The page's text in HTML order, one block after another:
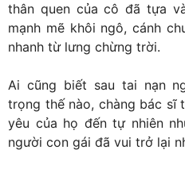
thân quen của cô đã tựa
mạnh mẽ khôi ngô, cánh
nhanh từ lưng chừng trời.
Ai cũng biết sau tai nạn
trọng thế nào, chàng bác sĩ
yêu của họ đến tự nhiên
người con gái đã vui trở lại